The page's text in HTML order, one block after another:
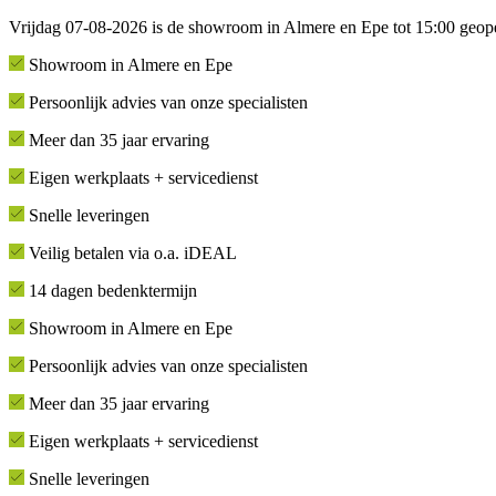
Vrijdag 07-08-2026 is de showroom in Almere en Epe tot 15:00
Showroom in Almere en Epe
Persoonlijk advies van onze specialisten
Meer dan 35 jaar ervaring
Eigen werkplaats + servicedienst
Snelle leveringen
Veilig betalen via o.a. iDEAL
14 dagen bedenktermijn
Showroom in Almere en Epe
Persoonlijk advies van onze specialisten
Meer dan 35 jaar ervaring
Eigen werkplaats + servicedienst
Snelle leveringen